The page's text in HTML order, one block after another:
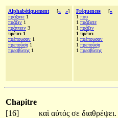
Alphabétiquement [« »]
πράξατε 1
πρᾶξιν 1
πράττειν 3
πρέπει 1
πρέπουσαν 1
πρεπούσῃ 1
πρεσβύτης 1
Fréquences [«
1 που
1 πράξατε
1 πρᾶξιν
1 πρέπει
1 πρέπουσαν
1 πρεπούσῃ
1 πρεσβύτης
Chapitre
[16]
καὶ αὐτός σε διαθρέψει.